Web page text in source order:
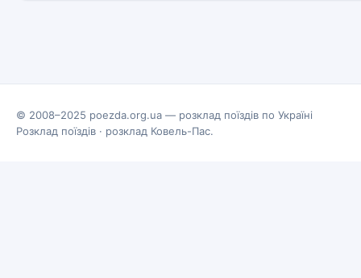
© 2008–2025 poezda.org.ua — розклад поїздів по Україні
Розклад поїздів · розклад Ковель-Пас.